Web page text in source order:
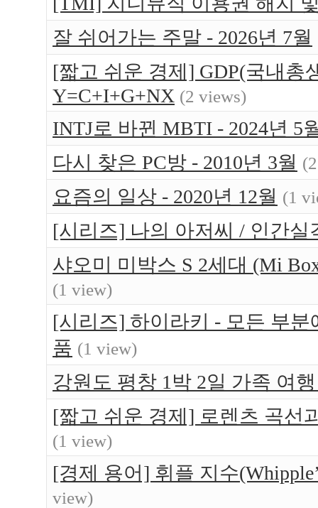
잘 쉬어가는 주말 - 2026년 7월
[짧고 쉬운 경제] GDP(국내총
Y=C+I+G+NX (2 views)
INTJ로 바뀐 MBTI - 2024년 5
다시 찾은 PC방 - 2010년 3월
요즘의 일상 - 2020년 12월 (1
[시리즈] 나의 아저씨 / 인간
샤오미 미박스 S 2세대 (Mi
(1 view)
[시리즈] 하이라키 - 모든 부
품 (1 view)
강원도 평창 1박 2일 가족 여
[짧고 쉬운 경제] 로렌츠 곡선
(1 view)
[경제 용어] 휘플 지수
view)